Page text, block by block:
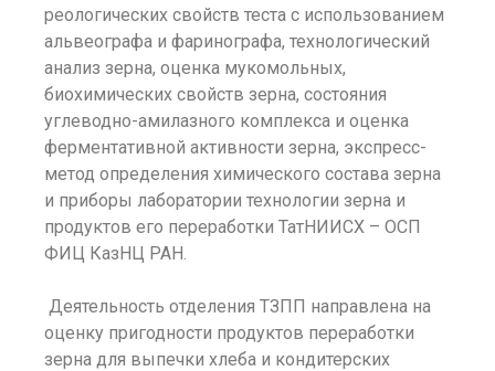
реологических свойств теста с использованием
альвеографа и фаринографа, технологический
анализ зерна, оценка мукомольных,
биохимических свойств зерна, состояния
углеводно-амилазного комплекса и оценка
ферментативной активности зерна, экспресс-
метод определения химического состава зерна
и приборы лаборатории технологии зерна и
продуктов его переработки ТатНИИСХ – ОСП
ФИЦ КазНЦ РАН.
Деятельность отделения ТЗПП направлена на
оценку пригодности продуктов переработки
зерна для выпечки хлеба и кондитерских